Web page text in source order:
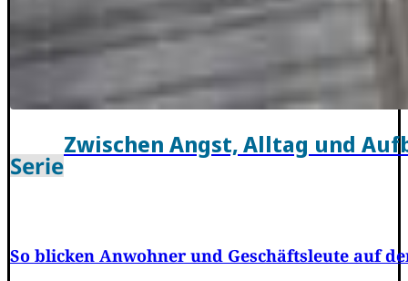
Serie
Zwischen Angst, Alltag und
So blicken Anwohner und Geschäftsleute auf